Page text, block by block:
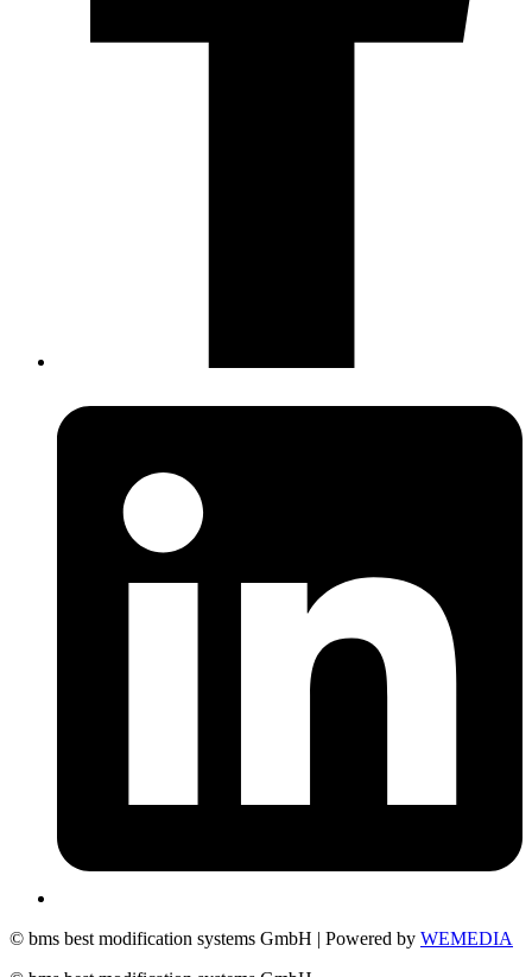
© bms best modification systems GmbH | Powered by WEMEDIA